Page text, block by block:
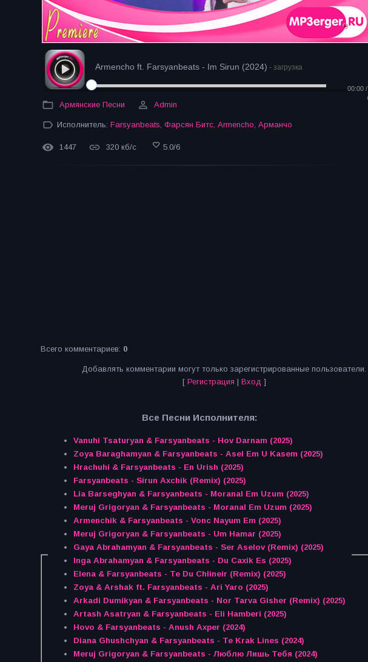
Armencho ft. Farsyanbeats - Im Sirun (2024) - загрузка
00:00 /
Армянские Песни Admin
Исполнитель: Farsyanbeats Фарсян Битс Armencho Арманчо
1447 320 кб/с 5.0/6
Всего комментариев: 0
Добавлять комментарии могут только зарегистрированные пользователи.
[ Регистрация | Вход ]
Все Песни Исполнителя:
Vanuhi Tsaturyan & Farsyanbeats - Hov Darnam (2025)
Zoya Baraghamyan & Farsyanbeats - Asel Em U Kasem (2025)
Hrachuhi & Farsyanbeats - En Urish (2025)
Farsyanbeats - Sirun Axchik (Remix) (2025)
Lia Barseghyan & Farsyanbeats - Moranal Em Uzum (2025)
Meruj Grigoryan & Farsyanbeats - Moranal Em Uzum (2025)
Armenchik & Farsyanbeats - Vonc Nayum Em (2025)
Meruj Grigoryan & Farsyanbeats - Um Hamar (2025)
Gaya Abrahamyan & Farsyanbeats - Ser Aselov (Remix) (2025)
Inga Abrahamyan & Farsyanbeats - Du Caxik Es (2025)
Elena & Farsyanbeats - Te Du Chlineir (Remix) (2025)
Zoya & Arshak ft. Farsyanbeats - Ari Yaro (2025)
Arkadi Dumikyan & Farsyanbeats - Nor Tarva Gisher (Remix) (2025)
Artash Asatryan & Farsyanbeats - Eli Hamberi (2025)
Hovo & Farsyanbeats - Anush Axper (2024)
Diana Ghushchyan & Farsyanbeats - Te Krak Lines (2024)
Meruj Grigoryan & Farsyanbeats - Люблю Лишь Тебя (2024)